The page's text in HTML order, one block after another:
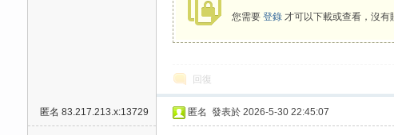
您需要 登錄才可以下載或查看，沒有
回復
匿名 83.217.213.x:13729 匿名 發表於 2026-5-30 22:45:07